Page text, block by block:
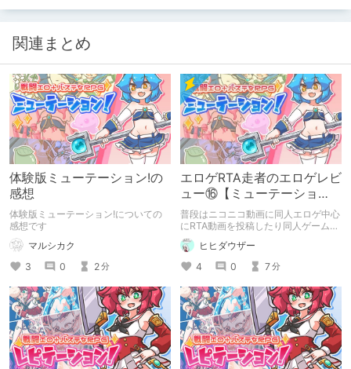
関連まとめ
体験版ミューテーション!の
感想
体験版ミューテーション!についての
感想です
マルシカク
3
0 2分
エロゲRTA走者のエロゲレビ
ュー⑯【ミューテーショ
ン!】
普段はニコニコ動画に同人エロゲ中心
にRTA動画を投稿したり同人ゲームを
作ったりしてる人が エロゲレビュー
記事をRTA目線も取り入れて書いてみ
たものです。
ヒヒダウザー
4
0 7分